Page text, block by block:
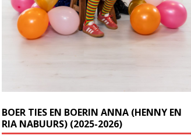
BOER TIES EN BOERIN ANNA (HENNY EN
RIA NABUURS) (2025-2026)